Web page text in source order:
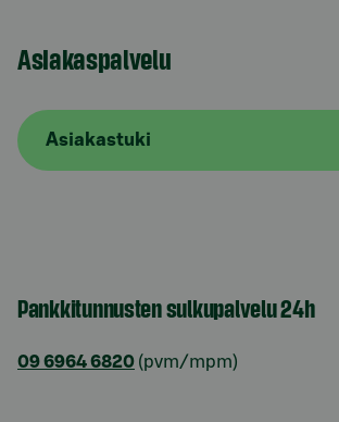
Asiakaspalvelu
Asiakastuki
Pankkitunnusten sulkupalvelu 24h
09 6964 6820 (pvm/mpm)